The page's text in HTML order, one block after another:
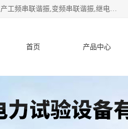
武汉鄂电电力试验设备有限公司专门从事电力电气设备和仪器仪表的设计与制造,主要研发生产工频串联谐振,变频串联谐振,继电保护测试仪,电缆故障测试仪,直流电阻测试仪,接地电阻测试仪等一百多种高品质产品.坚持奉行"质量一,客户至上"的服务宗旨。
首页 产品中心